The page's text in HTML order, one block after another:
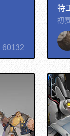
60132
特
初